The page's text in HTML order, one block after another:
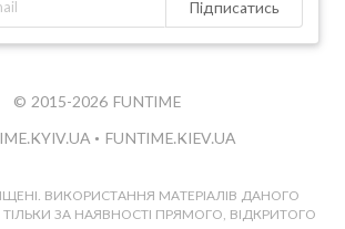
Підписатись
© 2015-2026 FUNTIME
• FUNTIME.KIEV.UA
ВИКОРИСТАННЯ МАТЕРІАЛІВ ДАНОГО
ЗА НАЯВНОСТІ ПРЯМОГО, ВІДКРИТОГО